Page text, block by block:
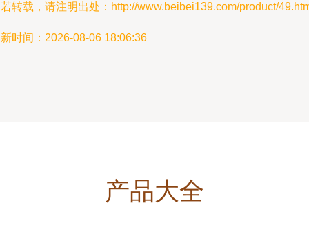
转载，请注明出处：http://www.beibei139.com/product/
时间：2026-08-06 18:06:36
产品大全